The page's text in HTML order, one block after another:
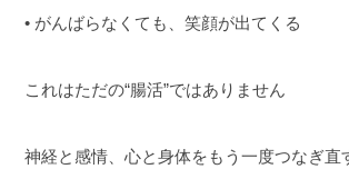
• がんばらなくても、笑顔が出てくる
これはただの“腸活”ではありません
神経と感情、心と身体をもう一度つなぎ直